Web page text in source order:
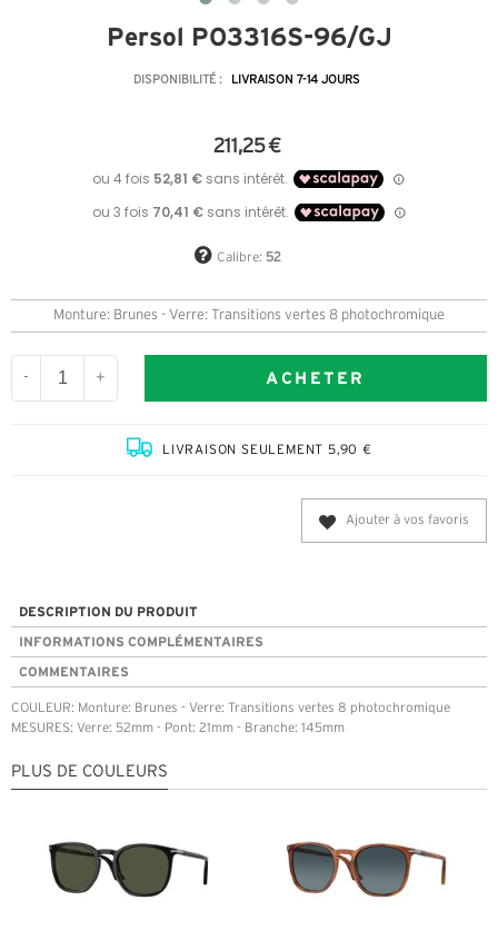
Persol PO3316S-96/GJ
DISPONIBILITÉ : LIVRAISON 7-14 JOURS
211,25 €
Calibre: 52
Monture: Brunes - Verre: Transitions vertes 8 photochromique
- + ACHETER
LIVRAISON SEULEMENT 5,90 €
Ajouter à vos favoris
DESCRIPTION DU PRODUIT
INFORMATIONS COMPLÉMENTAIRES
COMMENTAIRES
COULEUR: Monture: Brunes - Verre: Transitions vertes 8 photochromique
MESURES: Verre: 52mm - Pont: 21mm - Branche: 145mm
PLUS DE COULEURS